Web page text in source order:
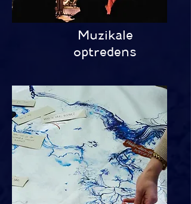
Muzikale
optredens